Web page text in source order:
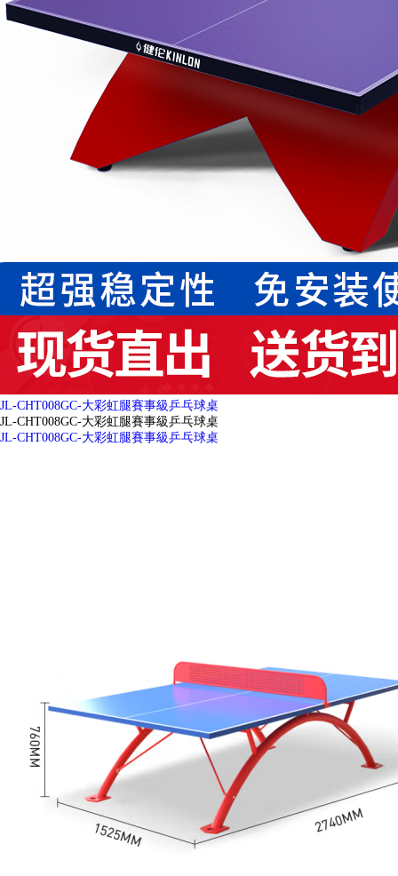
JL-CHT008GC-大彩虹腿賽事級乒乓球桌
JL-CHT008GC-大彩虹腿賽事級乒乓球桌
JL-CHT008GC-大彩虹腿賽事級乒乓球桌